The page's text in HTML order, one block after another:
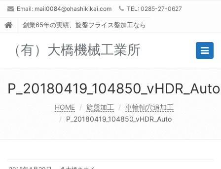
Email: mail0084@ohashikikai.com TEL: 0285-27-0627
創業65年の実績、旋盤フライス盤加工なら
（有）大橋機械工業所
P_20180419_104850_vHDR_Auto
HOME 旋盤加工
車輪軸穴追加工
P_20180419_104850_vHDR_Auto